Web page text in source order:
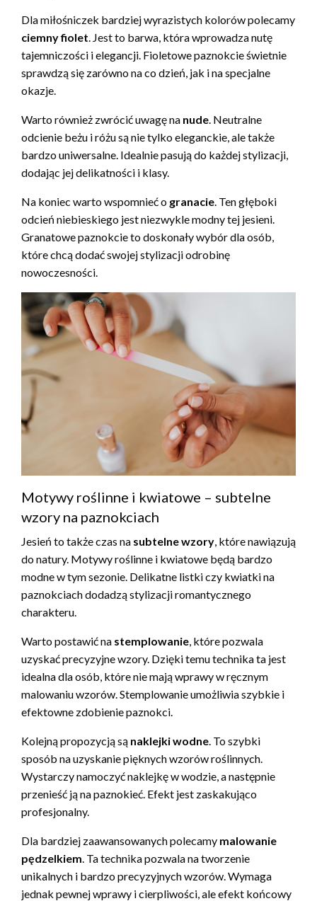
Dla miłośniczek bardziej wyrazistych kolorów polecamy
ciemny fiolet. Jest to barwa, która wprowadza nutę
tajemniczości i elegancji. Fioletowe paznokcie świetnie
sprawdzą się zarówno na co dzień, jak i na specjalne
okazje.
Warto również zwrócić uwagę na nude. Neutralne
odcienie beżu i różu są nie tylko eleganckie, ale także
bardzo uniwersalne. Idealnie pasują do każdej stylizacji,
dodając jej delikatności i klasy.
Na koniec warto wspomnieć o granacie. Ten głęboki
odcień niebieskiego jest niezwykle modny tej jesieni.
Granatowe paznokcie to doskonały wybór dla osób,
które chcą dodać swojej stylizacji odrobinę
nowoczesności.
Motywy roślinne i kwiatowe – subtelne
wzory na paznokciach
Jesień to także czas na subtelne wzory , które nawiązują
do natury. Motywy roślinne i kwiatowe będą bardzo
modne w tym sezonie. Delikatne listki czy kwiatki na
paznokciach dodadzą stylizacji romantycznego
charakteru.
Warto postawić na stemplowanie , które pozwala
uzyskać precyzyjne wzory. Dzięki temu technika ta jest
idealna dla osób, które nie mają wprawy w ręcznym
malowaniu wzorów. Stemplowanie umożliwia szybkie i
efektowne zdobienie paznokci.
Kolejną propozycją są naklejki wodne . To szybki
sposób na uzyskanie pięknych wzorów roślinnych.
Wystarczy namoczyć naklejkę w wodzie, a następnie
przenieść ją na paznokieć. Efekt jest zaskakująco
profesjonalny.
Dla bardziej zaawansowanych polecamy malowanie
pędzelkiem . Ta technika pozwala na tworzenie
unikalnych i bardzo precyzyjnych wzorów. Wymaga
jednak pewnej wprawy i cierpliwości, ale efekt końcowy